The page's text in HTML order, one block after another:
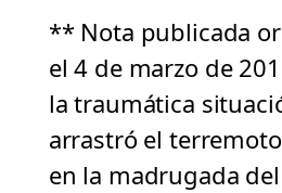
** Nota publicada
el 4 de marzo de
la traumática
arrastró el
en la madrugada